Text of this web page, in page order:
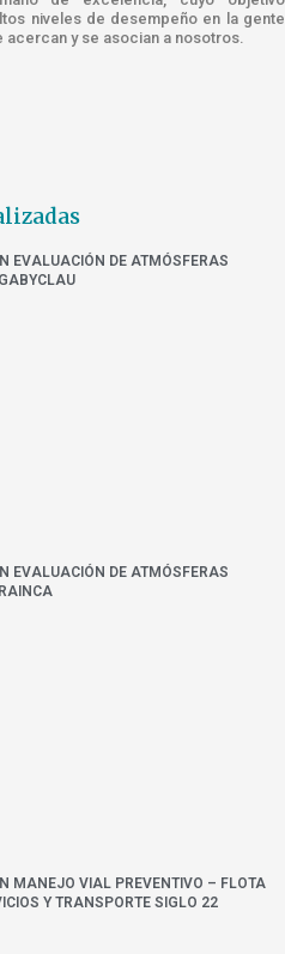
niveles de desempeño en la gente
y se asocian a nosotros.
EVALUACIÓN DE ATMÓSFERAS
EVALUACIÓN DE ATMÓSFERAS
MANEJO VIAL PREVENTIVO – FLOTA
Y TRANSPORTE SIGLO 22